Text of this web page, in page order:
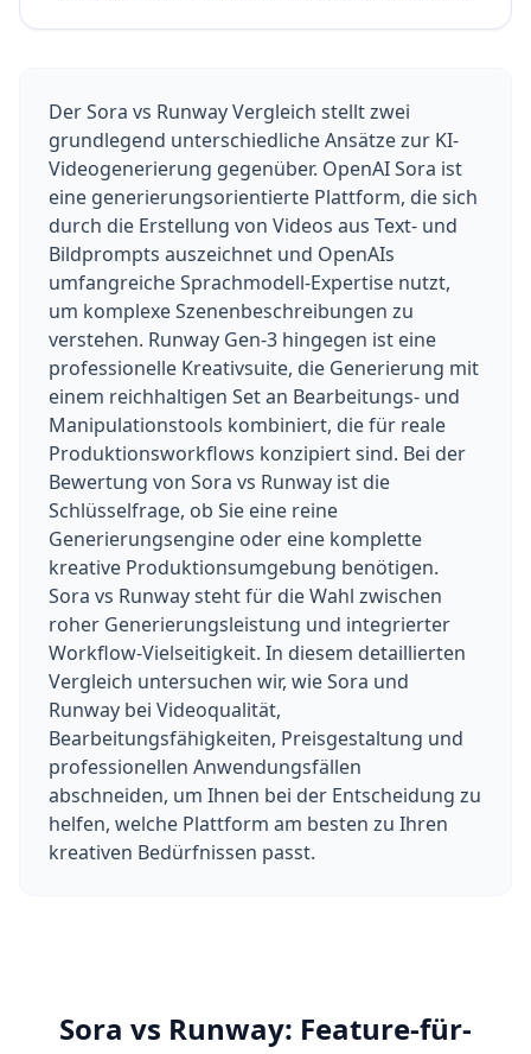
Der Sora vs Runway Vergleich stellt zwei
grundlegend unterschiedliche Ansätze zur KI-
Videogenerierung gegenüber. OpenAI Sora ist
eine generierungsorientierte Plattform, die sich
durch die Erstellung von Videos aus Text- und
Bildprompts auszeichnet und OpenAIs
umfangreiche Sprachmodell-Expertise nutzt,
um komplexe Szenenbeschreibungen zu
verstehen. Runway Gen-3 hingegen ist eine
professionelle Kreativsuite, die Generierung mit
einem reichhaltigen Set an Bearbeitungs- und
Manipulationstools kombiniert, die für reale
Produktionsworkflows konzipiert sind. Bei der
Bewertung von Sora vs Runway ist die
Schlüsselfrage, ob Sie eine reine
Generierungsengine oder eine komplette
kreative Produktionsumgebung benötigen.
Sora vs Runway steht für die Wahl zwischen
roher Generierungsleistung und integrierter
Workflow-Vielseitigkeit. In diesem detaillierten
Vergleich untersuchen wir, wie Sora und
Runway bei Videoqualität,
Bearbeitungsfähigkeiten, Preisgestaltung und
professionellen Anwendungsfällen
abschneiden, um Ihnen bei der Entscheidung zu
helfen, welche Plattform am besten zu Ihren
kreativen Bedürfnissen passt.
Sora vs Runway: Feature-für-